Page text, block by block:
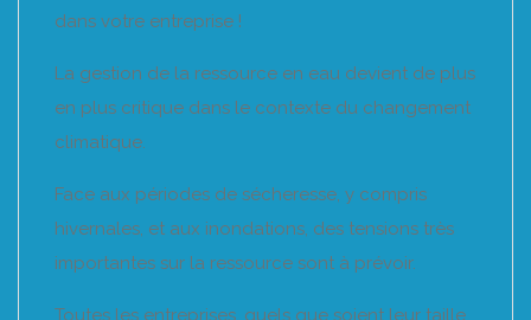
dans votre entreprise !
La gestion de la ressource en eau devient de plus
en plus critique dans le contexte du changement
climatique.
Face aux périodes de sécheresse, y compris
hivernales, et aux inondations, des tensions très
importantes sur la ressource sont à prévoir.
Toutes les entreprises, quels que soient leur taille